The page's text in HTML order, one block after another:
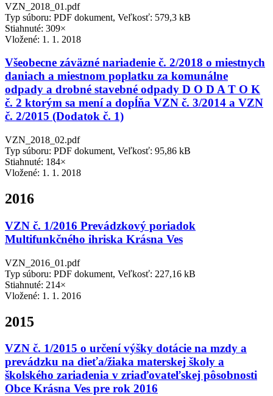
VZN_2018_01.pdf
Typ súboru: PDF dokument, Veľkosť: 579,3 kB
Stiahnuté: 309×
Vložené: 1. 1. 2018
Všeobecne záväzné nariadenie č. 2/2018 o miestnych
daniach a miestnom poplatku za komunálne
odpady a drobné stavebné odpady D O D A T O K
č. 2 ktorým sa mení a dopĺňa VZN č. 3/2014 a VZN
č. 2/2015 (Dodatok č. 1)
VZN_2018_02.pdf
Typ súboru: PDF dokument, Veľkosť: 95,86 kB
Stiahnuté: 184×
Vložené: 1. 1. 2018
2016
VZN č. 1/2016 Prevádzkový poriadok
Multifunkčného ihriska Krásna Ves
VZN_2016_01.pdf
Typ súboru: PDF dokument, Veľkosť: 227,16 kB
Stiahnuté: 214×
Vložené: 1. 1. 2016
2015
VZN č. 1/2015 o určení výšky dotácie na mzdy a
prevádzku na dieťa/žiaka materskej školy a
školského zariadenia v zriaďovateľskej pôsobnosti
Obce Krásna Ves pre rok 2016